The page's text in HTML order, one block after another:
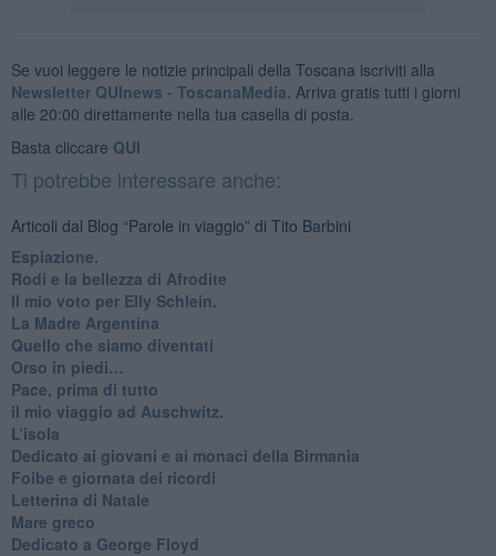
Se vuoi leggere le notizie principali della Toscana iscriviti alla
Newsletter QUInews - ToscanaMedia. Arriva gratis tutti i giorni
alle 20:00 direttamente nella tua casella di posta.
Basta cliccare QUI
Ti potrebbe interessare anche:
Articoli dal Blog “Parole in viaggio” di Tito Barbini
Espiazione.
Rodi e la bellezza di Afrodite
​Il mio voto per Elly Schlein.
​La Madre Argentina
Quello che siamo diventati
Orso in piedi…
​Pace, prima di tutto
​il mio viaggio ad Auschwitz.
​L’isola
Dedicato ai giovani e ai monaci della Birmania
​Foibe e giornata dei ricordi
Letterina di Natale
Mare greco
​Dedicato a George Floyd